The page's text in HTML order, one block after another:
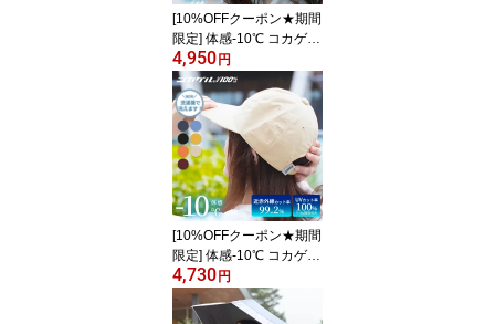
[10%OFFクーポン★期間
限定] 体感-10℃ コカゲル
帽子 レディース つば広
公式 接触冷感 近赤外線
カット UV 特許取得 [56/
58/60/62cm] [8色] [CC2R
803] 夏 涼しい エッジア
ップハット 熱中症対策
紫外線カット 日よけ 遮
熱 折りたためる
4,950円
[10%OFFクーポン★期間
限定] 体感-10℃ コカゲル
帽子 レディース キャッ
プ つば広 [58cm] [CC2R
502Q] 夏 涼しい 日よけ
4,730円